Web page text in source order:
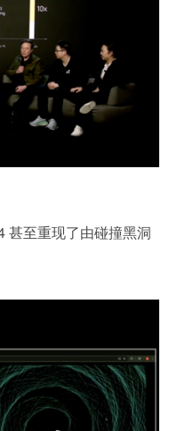
甚至重现了由碰撞黑洞